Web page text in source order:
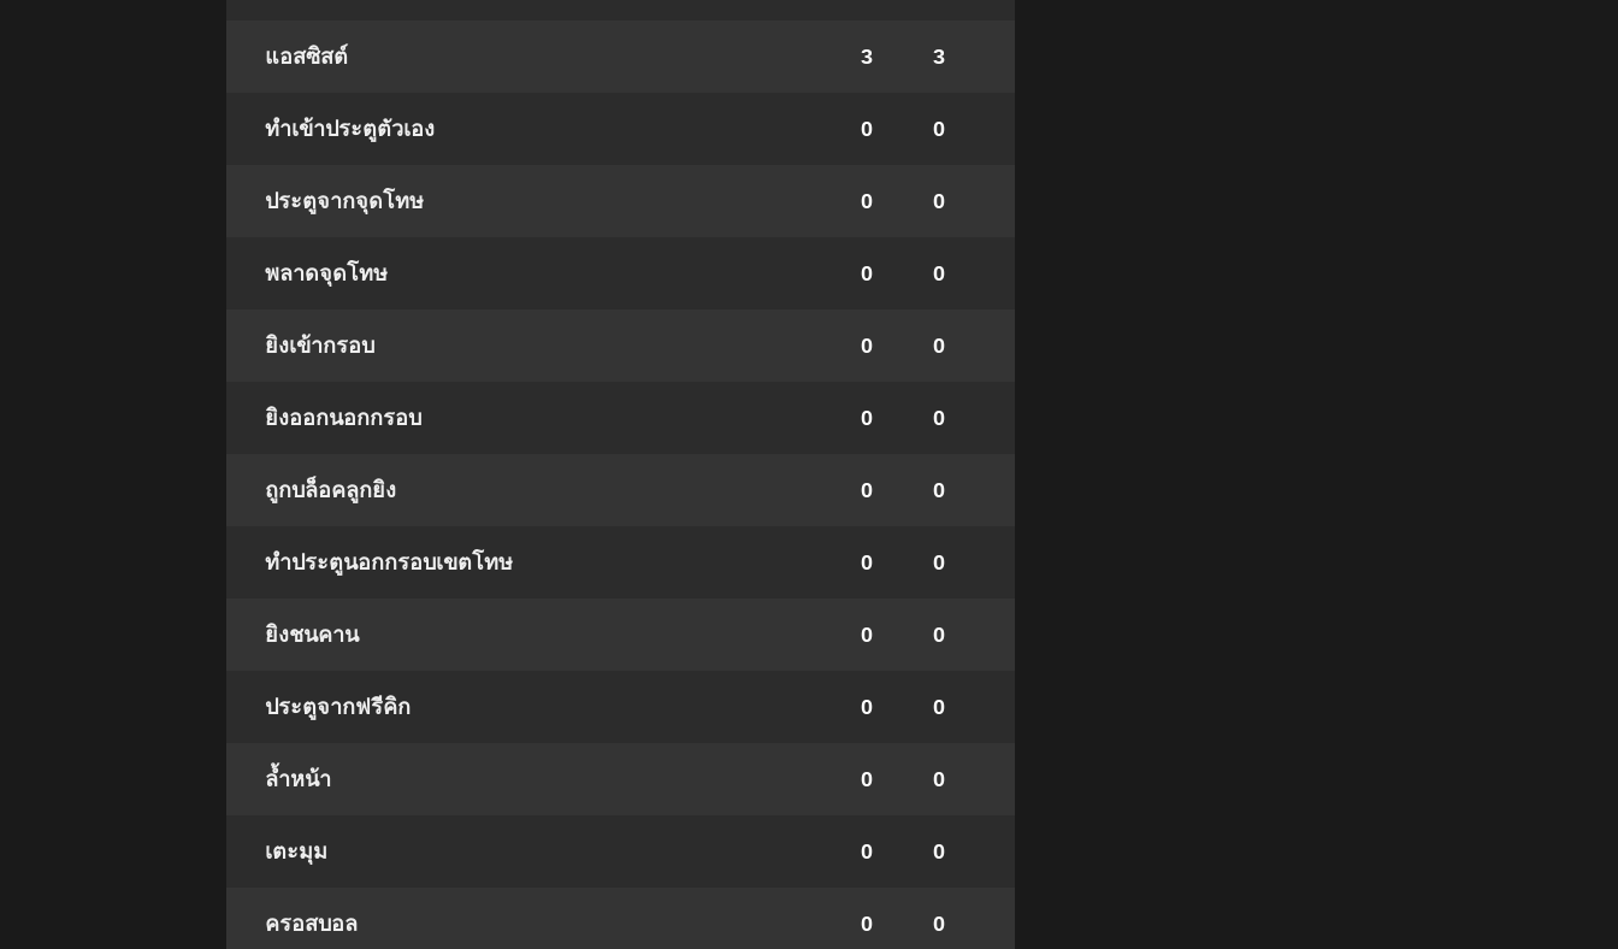
แอสซิสต์ 3 3
ทําเข้าประตูตัวเอง 0 0
ประตูจากจุดโทษ 0 0
พลาดจุดโทษ 0 0
ยิงเข้ากรอบ 0 0
ยิงออกนอกกรอบ 0 0
ถูกบล็อคลูกยิง 0 0
ทำประตูนอกกรอบเขตโทษ 0 0
ยิงชนคาน 0 0
ประตูจากฟรีคิก 0 0
ล้ำหน้า 0 0
เตะมุม 0 0
ครอสบอล 0 0